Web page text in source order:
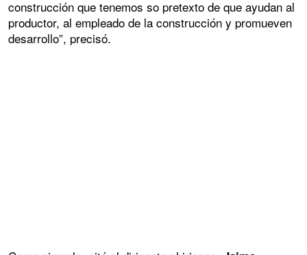
construcción que tenemos so pretexto de que ayudan al
productor, al empleado de la construcción y promueven
desarrollo”, precisó.